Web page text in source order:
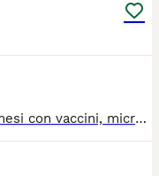
Disponibile 2 cuccioli maschii di 2 mesi con vaccini, microchip, libretto sanitario, pedigree Per altre info contattatemi anche sili wathsapp